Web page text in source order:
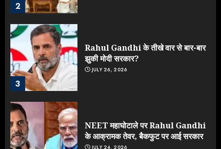
2
3
Rahul Gandhi के तीखे वार से बार-बार
झुकी मोदी सरकार?
JULY 26, 2026
NEET महाघोटाले पर Rahul Gandhi
के आक्रामक तेवर, बैकफुट पर आई सरकार
JULY 24, 2026